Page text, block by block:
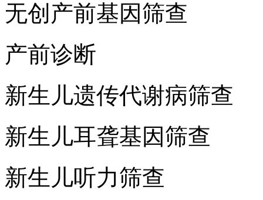
无创产前基因筛查
产前诊断
新生儿遗传代谢病筛查
新生儿耳聋基因筛查
新生儿听力筛查